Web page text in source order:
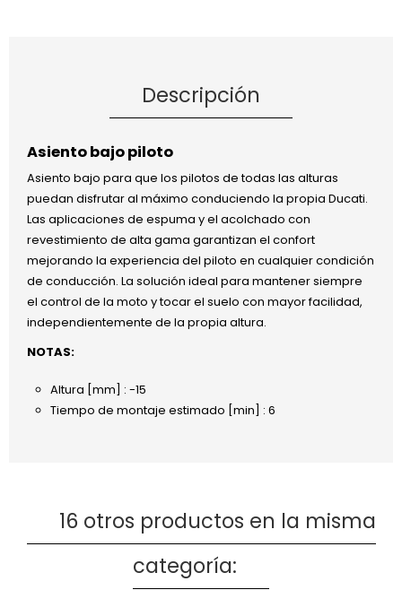
Descripción
Asiento bajo piloto
Asiento bajo para que los pilotos de todas las alturas
puedan disfrutar al máximo conduciendo la propia Ducati.
Las aplicaciones de espuma y el acolchado con
revestimiento de alta gama garantizan el confort
mejorando la experiencia del piloto en cualquier condición
de conducción. La solución ideal para mantener siempre
el control de la moto y tocar el suelo con mayor facilidad,
independientemente de la propia altura.
NOTAS:
Altura [mm] : -15
Tiempo de montaje estimado [min] : 6
16 otros productos en la misma
categoría: